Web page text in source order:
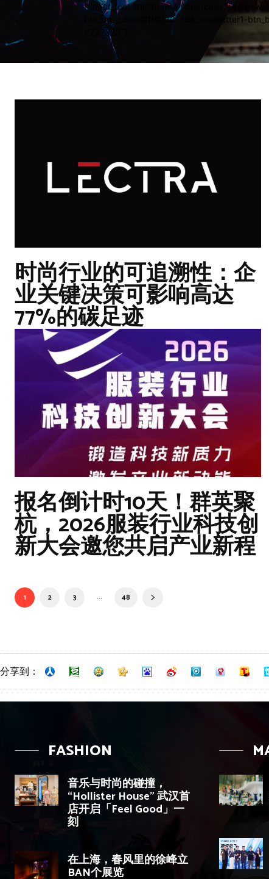
f_input_font_transform=”uppercase”
btn_bg_color=”#ff4033″ tds_newsletter1-
#232323″]
时尚行业的可追溯性：企
业关键决策可影响高达
77%的碳足迹
报名倒计时10天！群英聚
杭，2026服装行业科技创
新大会邀您共启产业新程
1 2 3 ... 48
分享到：
FASHION
音乐与时尚的碰撞，
“Hollister House” 武汉首
店开启「Feel Good」一
刻
在上海，春风里的徐峰立
BAN个展览